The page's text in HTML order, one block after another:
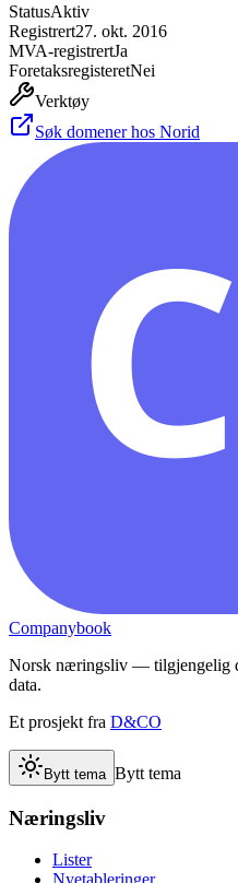
StatusAktiv
Registrert27. okt. 2016
MVA-registrertJa
ForetaksregisteretNei
Verktøy
Søk domener hos Norid
Companybook
Norsk næringsliv — tilgjengelig
data.
Et prosjekt fra D&CO
Bytt tema Bytt tema
Næringsliv
Lister